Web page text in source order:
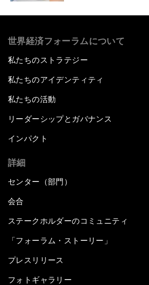
世界経済フォーラムについて
私たちのストラテジー
私たちのアイデンティティ
私たちの活動
リーダーシップとガバナンス
インパクト
詳細
センター（部門）
会合
ステークホルダーのコミュニティ
「フォーラム・ストーリー」
プレスリリース
フォトギャラリー